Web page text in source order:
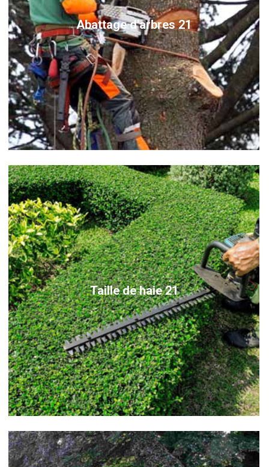
Abattage d'arbres 21
Taille de haie 21